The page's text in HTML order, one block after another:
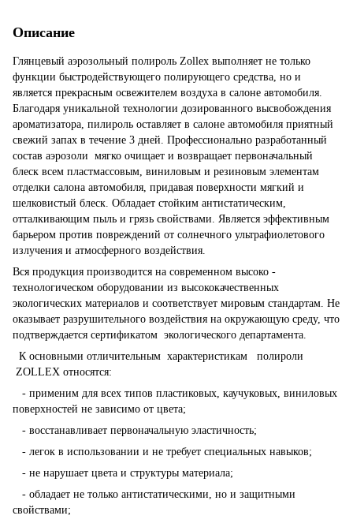
Описание
Глянцевый аэрозольный полироль Zollex выполняет не только
функции быстродействующего полирующего средства, но и
является прекрасным освежителем воздуха в салоне автомобиля.
Благодаря уникальной технологии дозированного высвобождения
ароматизатора, пилироль оставляет в салоне автомобиля приятный
свежий запах в течение 3 дней. Профессионально разработанный
состав аэрозоли мягко очищает и возвращает первоначальный
блеск всем пластмассовым, виниловым и резиновым элементам
отделки салона автомобиля, придавая поверхности мягкий и
шелковистый блеск. Обладает стойким антистатическим,
отталкивающим пыль и грязь свойствами. Является эффективным
барьером против повреждений от солнечного ультрафиолетового
излучения и атмосферного воздействия.
Вся продукция производится на современном высоко -
технологическом оборудовании из высококачественных
экологических материалов и соответствует мировым стандартам. Не
оказывает разрушительного воздействия на окружающую среду, что
подтверждается сертификатом экологического департамента.
К основными отличительным характеристикам полироли
ZOLLEX относятся:
- применим для всех типов пластиковых, каучуковых, виниловых
поверхностей не зависимо от цвета;
- восстанавливает первоначальную эластичность;
- легок в использовании и не требует специальных навыков;
- не нарушает цвета и структуры материала;
- обладает не только антистатическими, но и защитными
свойствами;